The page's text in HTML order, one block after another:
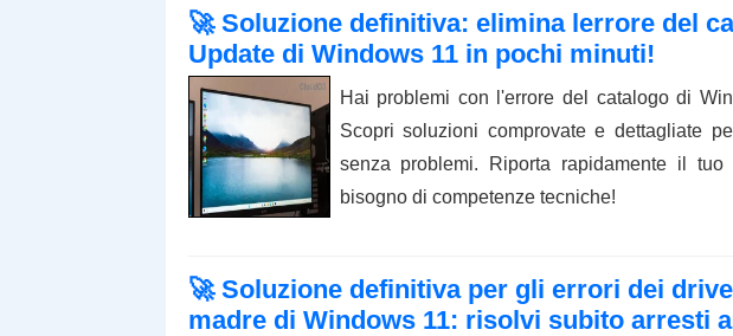
🚀 Soluzione definitiva: elimina lerrore del
Update di Windows 11 in pochi minuti!
Hai problemi con l'errore del catalogo di
Scopri soluzioni comprovate e dettagliate
senza problemi. Riporta rapidamente il
bisogno di competenze tecniche!
🚀 Soluzione definitiva per gli errori dei
madre di Windows 11: risolvi subito arresti